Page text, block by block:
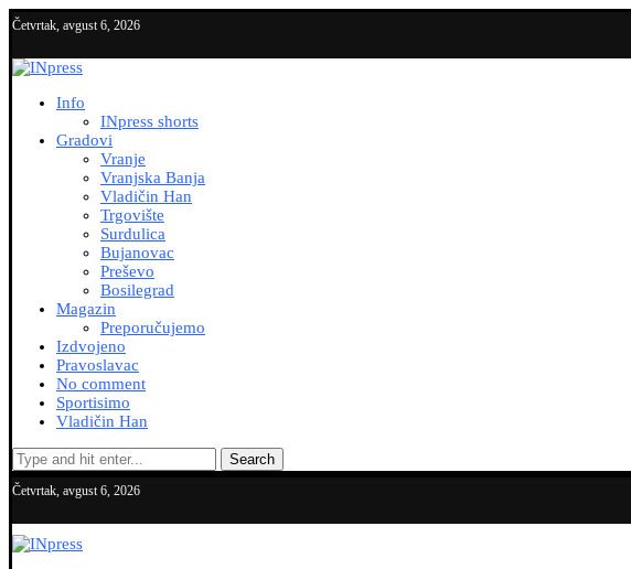
Četvrtak, avgust 6, 2026
Info
INpress shorts
Gradovi
Vranje
Vranjska Banja
Vladičin Han
Trgovište
Surdulica
Bujanovac
Preševo
Bosilegrad
Magazin
Preporučujemo
Izdvojeno
Pravoslavac
No comment
Sportisimo
Vladičin Han
Search
Četvrtak, avgust 6, 2026